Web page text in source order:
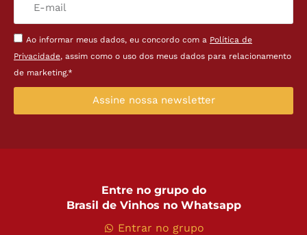
Ao informar meus dados, eu concordo com a Política de
Privacidade, assim como o uso dos meus dados para relacionamento
de marketing.*
Assine nossa newsletter
Entre no grupo do
Brasil de Vinhos no Whatsapp
Entrar no grupo